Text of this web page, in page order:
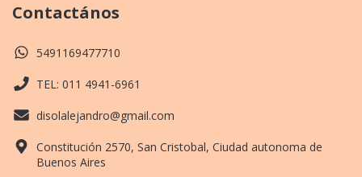
Contactános
5491169477710
TEL: 011 4941-6961
disolalejandro@gmail.com
Constitución 2570, San Cristobal, Ciudad autonoma de
Buenos Aires